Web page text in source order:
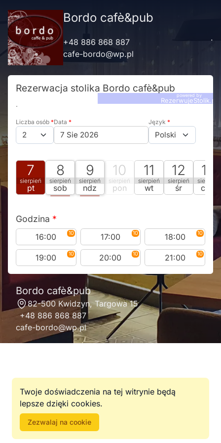
Bordo cafè&pub
+48 886 868 887
cafe-bordo@wp.pl
.
Bordo cafè&pub
82-500 Kwidzyn, Targowa 15
+48 886 868 887
cafe-bordo@wp.pl
Twoje doświadczenia na tej witrynie będą
lepsze dzięki cookies.
Zezwalaj na cookie